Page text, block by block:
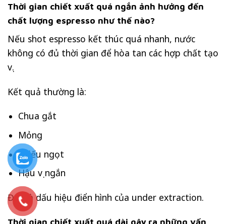
Thời gian chiết xuất quá ngắn ảnh hưởng đến
chất lượng espresso như thế nào?
Nếu shot espresso kết thúc quá nhanh, nước
không có đủ thời gian để hòa tan các hợp chất tạo
vị.
Kết quả thường là:
Chua gắt
Mỏng
Thiếu ngọt
Hậu vị ngắn
Đây là dấu hiệu điển hình của under extraction.
Thời gian chiết xuất quá dài gây ra những vấn